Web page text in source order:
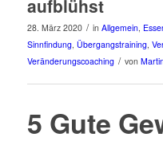
aufblühst
28. März 2020 / in Allgemein,
Sinnfindung, Übergangstraining,
Veränderungscoaching / von
5 Gute